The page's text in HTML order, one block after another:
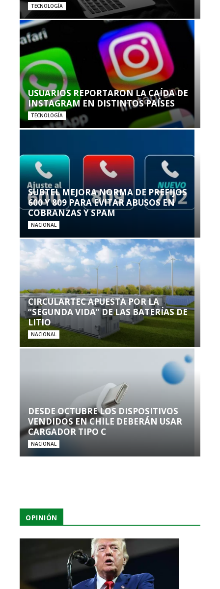
TECNOLOGÍA
USUARIOS REPORTARON LA CAÍDA DE
INSTAGRAM EN DISTINTOS PAÍSES
TECNOLOGÍA
SUBTEL MEJORA NORMA DE PREFIJOS
600 Y 809 PARA EVITAR ABUSOS EN
COBRANZAS Y SPAM
NACIONAL
CIRCULARTEC APUESTA POR LA
“SEGUNDA VIDA” DE LAS BATERÍAS DE
LITIO
NACIONAL
DESDE OCTUBRE LOS DISPOSITIVOS
VENDIDOS EN CHILE DEBERÁN USAR
CARGADOR TIPO C
NACIONAL
OPINIÓN